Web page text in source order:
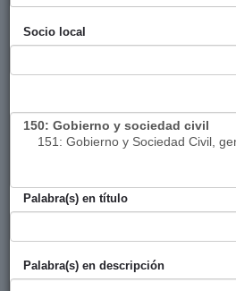
Socio local
Palabra(s) en título
Palabra(s) en descripción
territorios
indígenas en la
región
Mujeres
boliviana
derechos
colectivos,
mediante la
Diputación